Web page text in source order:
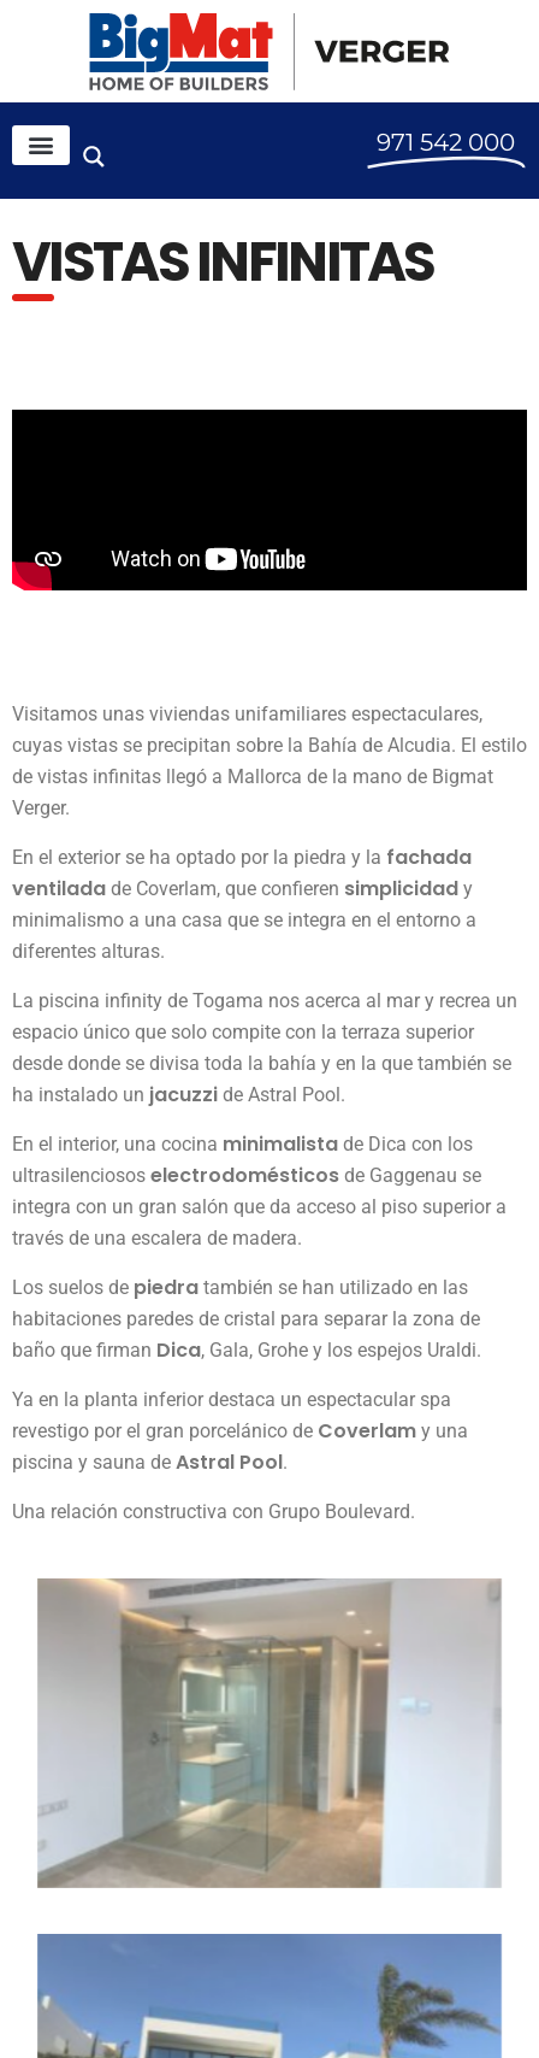
971 542 000
VISTAS INFINITAS​
Visitamos unas viviendas unifamiliares espectaculares,
cuyas vistas se precipitan sobre la Bahía de Alcudia. El estilo
de vistas infinitas llegó a Mallorca de la mano de Bigmat
Verger.
En el exterior se ha optado por la piedra y la fachada
ventilada de Coverlam, que confieren simplicidad y
minimalismo a una casa que se integra en el entorno a
diferentes alturas.
La piscina infinity de Togama nos acerca al mar y recrea un
espacio único que solo compite con la terraza superior
desde donde se divisa toda la bahía y en la que también se
ha instalado un jacuzzi de Astral Pool.
En el interior, una cocina minimalista de Dica con los
ultrasilenciosos electrodomésticos de Gaggenau se
integra con un gran salón que da acceso al piso superior a
través de una escalera de madera.
Los suelos de piedra también se han utilizado en las
habitaciones paredes de cristal para separar la zona de
baño que firman Dica, Gala, Grohe y los espejos Uraldi.
Ya en la planta inferior destaca un espectacular spa
revestigo por el gran porcelánico de Coverlam y una
piscina y sauna de Astral Pool.
Una relación constructiva con Grupo Boulevard.